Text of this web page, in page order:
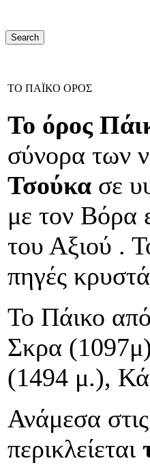
ΤΟ ΠΑΪΚΟ ΟΡΟΣ
Το όρος
σύνορα των
Τσούκα σε
με τον Βόρα
του Αξιού .
πηγές
Το Πάικο
Σκρα
(1494 μ.),
Ανάμεσα
περικλείεται